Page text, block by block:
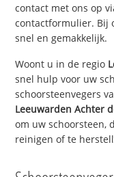
contact met ons op
contactformulier. Bij
snel en gemakkelijk.
Woont u in de regio
snel hulp voor uw
schoorsteenvegers
Leeuwarden Achter
om uw schoorsteen,
reinigen of te